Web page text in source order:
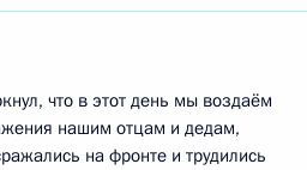
что в этот день мы воздаём
нашим отцам и дедам,
на фронте и трудились